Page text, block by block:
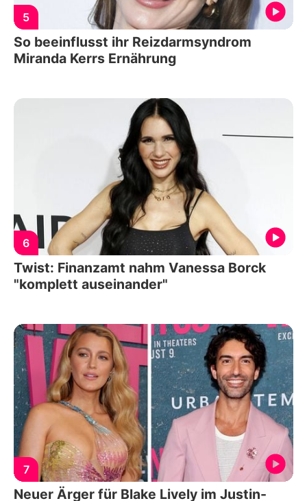
5
So beeinflusst ihr Reizdarmsyndrom
Miranda Kerrs Ernährung
6
Twist: Finanzamt nahm Vanessa Borck
"komplett auseinander"
7
Neuer Ärger für Blake Lively im Justin-